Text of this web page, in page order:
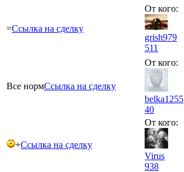
=Ссылка на сделку
От кого:
grish979
511
Все нормСсылка на сделку
От кого:
belka1255
40
+Ссылка на сделку
От кого:
Virus
938